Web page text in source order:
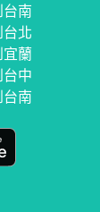
南
北
宜蘭
中
南